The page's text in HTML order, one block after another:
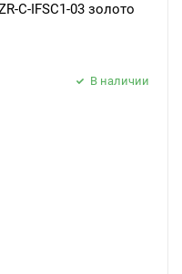
C-IFSC1-03 золото
В наличии